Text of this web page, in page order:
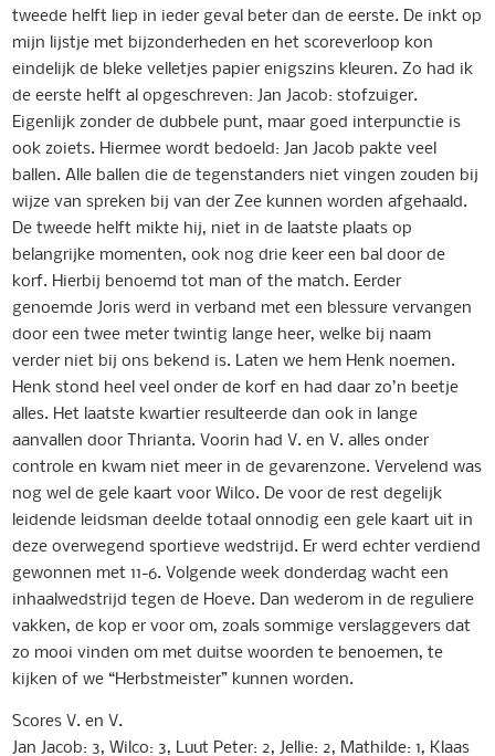
tweede helft liep in ieder geval beter dan de eerste. De inkt op
mijn lijstje met bijzonderheden en het scoreverloop kon
eindelijk de bleke velletjes papier enigszins kleuren. Zo had ik
de eerste helft al opgeschreven: Jan Jacob: stofzuiger.
Eigenlijk zonder de dubbele punt, maar goed interpunctie is
ook zoiets. Hiermee wordt bedoeld: Jan Jacob pakte veel
ballen. Alle ballen die de tegenstanders niet vingen zouden bij
wijze van spreken bij van der Zee kunnen worden afgehaald.
De tweede helft mikte hij, niet in de laatste plaats op
belangrijke momenten, ook nog drie keer een bal door de
korf. Hierbij benoemd tot man of the match. Eerder
genoemde Joris werd in verband met een blessure vervangen
door een twee meter twintig lange heer, welke bij naam
verder niet bij ons bekend is. Laten we hem Henk noemen.
Henk stond heel veel onder de korf en had daar zo’n beetje
alles. Het laatste kwartier resulteerde dan ook in lange
aanvallen door Thrianta. Voorin had V. en V. alles onder
controle en kwam niet meer in de gevarenzone. Vervelend was
nog wel de gele kaart voor Wilco. De voor de rest degelijk
leidende leidsman deelde totaal onnodig een gele kaart uit in
deze overwegend sportieve wedstrijd. Er werd echter verdiend
gewonnen met 11-6. Volgende week donderdag wacht een
inhaalwedstrijd tegen de Hoeve. Dan wederom in de reguliere
vakken, de kop er voor om, zoals sommige verslaggevers dat
zo mooi vinden om met duitse woorden te benoemen, te
kijken of we “Herbstmeister” kunnen worden.
Scores V. en V.
Jan Jacob: 3, Wilco: 3, Luut Peter: 2, Jellie: 2, Mathilde: 1, Klaas